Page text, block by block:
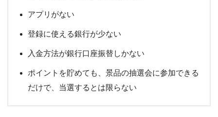
アプリがない
登録に使える銀行が少ない
入金方法が銀行口座振替しかない
ポイントを貯めても、景品の抽選会に参加できる
だけで、当選するとは限らない